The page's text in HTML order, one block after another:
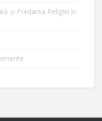
și Predarea Religiei în